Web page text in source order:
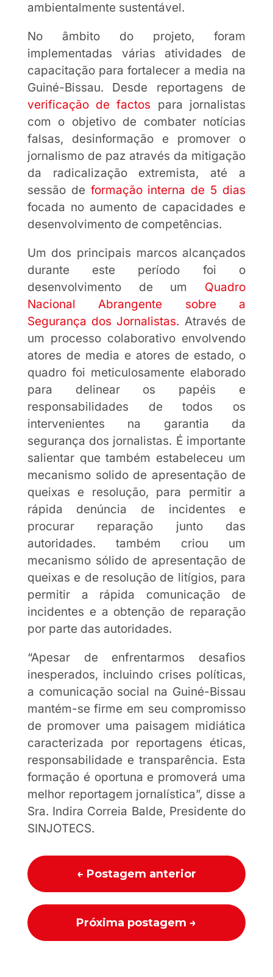
ambientalmente sustentável.
No âmbito do projeto, foram
implementadas várias atividades de
capacitação para fortalecer a media na
Guiné-Bissau. Desde reportagens de
verificação de factos para jornalistas
com o objetivo de combater notícias
falsas, desinformação e promover o
jornalismo de paz através da mitigação
da radicalização extremista, até a
sessão de formação interna de 5 dias
focada no aumento de capacidades e
desenvolvimento de competências.
Um dos principais marcos alcançados
durante este período foi o
desenvolvimento de um Quadro
Nacional Abrangente sobre a
Segurança dos Jornalistas. Através de
um processo colaborativo envolvendo
atores de media e atores de estado, o
quadro foi meticulosamente elaborado
para delinear os papéis e
responsabilidades de todos os
intervenientes na garantia da
segurança dos jornalistas. É importante
salientar que também estabeleceu um
mecanismo solido de apresentação de
queixas e resolução, para permitir a
rápida denúncia de incidentes e
procurar reparação junto das
autoridades. também criou um
mecanismo sólido de apresentação de
queixas e de resolução de litígios, para
permitir a rápida comunicação de
incidentes e a obtenção de reparação
por parte das autoridades.
“Apesar de enfrentarmos desafios
inesperados, incluindo crises políticas,
a comunicação social na Guiné-Bissau
mantém-se firme em seu compromisso
de promover uma paisagem midiática
caracterizada por reportagens éticas,
responsabilidade e transparência. Esta
formação é oportuna e promoverá uma
melhor reportagem jornalística”, disse a
Sra. Indira Correia Balde, Presidente do
SINJOTECS.
← Postagem anterior
Próxima postagem →